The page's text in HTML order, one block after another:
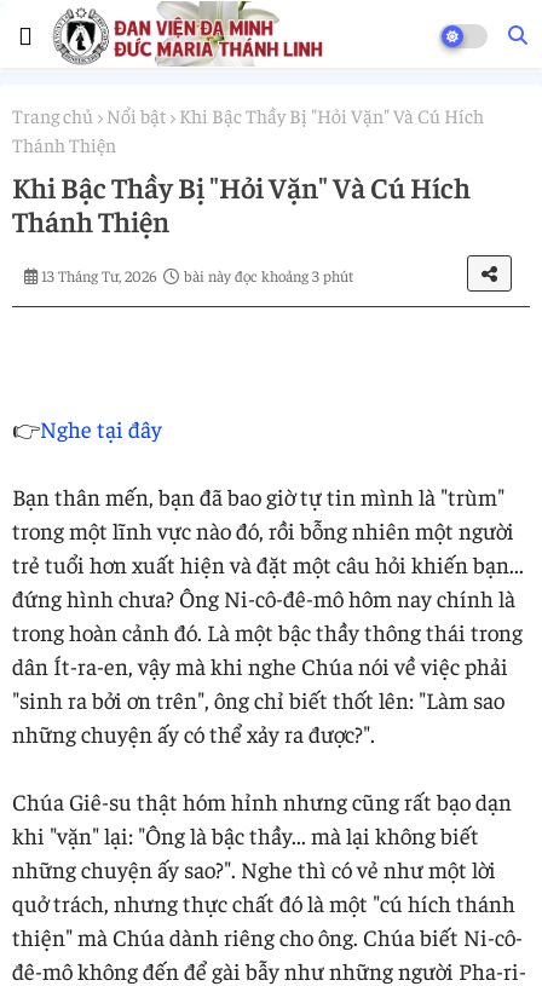
Trang chủ Nổi bật Khi Bậc Thầy Bị "Hỏi Vặn" Và Cú Hích
Thánh Thiện
Khi Bậc Thầy Bị "Hỏi Vặn" Và Cú Hích
Thánh Thiện
13 Tháng Tư, 2026 bài này đọc khoảng 3 phút
👉Nghe tại đây
Bạn thân mến, bạn đã bao giờ tự tin mình là "trùm"
trong một lĩnh vực nào đó, rồi bỗng nhiên một người
trẻ tuổi hơn xuất hiện và đặt một câu hỏi khiến bạn...
đứng hình chưa? Ông Ni-cô-đê-mô hôm nay chính là
trong hoàn cảnh đó. Là một bậc thầy thông thái trong
dân Ít-ra-en, vậy mà khi nghe Chúa nói về việc phải
"sinh ra bởi ơn trên", ông chỉ biết thốt lên: "Làm sao
những chuyện ấy có thể xảy ra được?".
Chúa Giê-su thật hóm hỉnh nhưng cũng rất bạo dạn
khi "vặn" lại: "Ông là bậc thầy... mà lại không biết
những chuyện ấy sao?". Nghe thì có vẻ như một lời
quở trách, nhưng thực chất đó là một "cú hích thánh
thiện" mà Chúa dành riêng cho ông. Chúa biết Ni-cô-
đê-mô không đến để gài bẫy như những người Pha-ri-